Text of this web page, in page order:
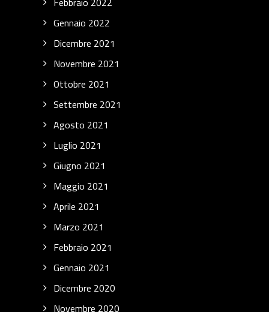
Gennaio 2022
Dicembre 2021
Novembre 2021
Ottobre 2021
Settembre 2021
Agosto 2021
Luglio 2021
Giugno 2021
Maggio 2021
Aprile 2021
Marzo 2021
Febbraio 2021
Gennaio 2021
Dicembre 2020
Novembre 2020